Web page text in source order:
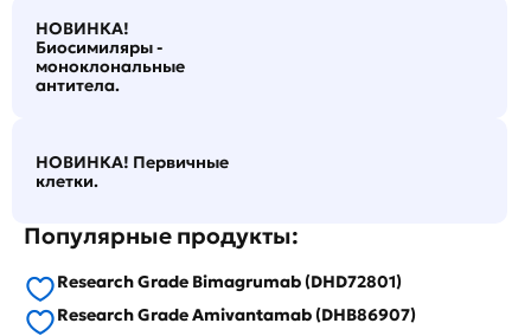
НОВИНКА!
Биосимиляры -
моноклональные
антитела.
НОВИНКА! Первичные
клетки.
Популярные продукты:
Research Grade Bimagrumab (DHD72801)
Research Grade Amivantamab (DHB86907)